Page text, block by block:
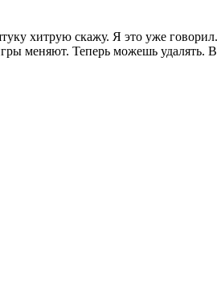
хитрую скажу. Я это уже
меняют. Теперь можешь